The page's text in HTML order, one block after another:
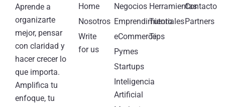
Aprende a
organizarte
mejor, pensar
con claridad y
hacer crecer lo
que importa.
Amplifica tu
enfoque, tu
Home
Nosotros
Write
for us
Negocios
Emprendimiento
eCommerce
Pymes
Startups
Inteligencia
Artificial
Herramientas
Tutoriales
Tips
Contacto
Partners